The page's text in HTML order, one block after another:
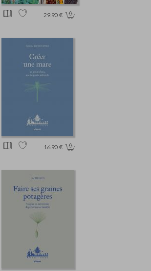
29.90 €
16.90 €